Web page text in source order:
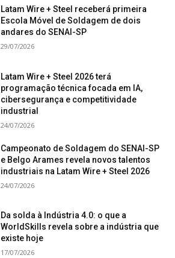
Latam Wire + Steel receberá primeira
Escola Móvel de Soldagem de dois
andares do SENAI-SP
29/07/2026
Latam Wire + Steel 2026 terá
programação técnica focada em IA,
cibersegurança e competitividade
industrial
24/07/2026
Campeonato de Soldagem do SENAI-SP
e Belgo Arames revela novos talentos
industriais na Latam Wire + Steel 2026
24/07/2026
Da solda à Indústria 4.0: o que a
WorldSkills revela sobre a indústria que
existe hoje
17/07/2026